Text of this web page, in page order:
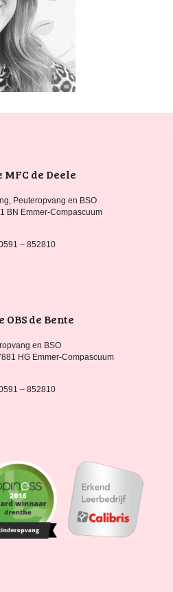
de Deele
Peuteropvang en BSO
BN Emmer-Compascuum
– 852810
OBS de Bente
en BSO
HG Emmer-Compascuum
– 852810